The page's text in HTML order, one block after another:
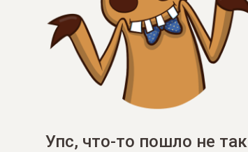
Упс, что-то пошло не так